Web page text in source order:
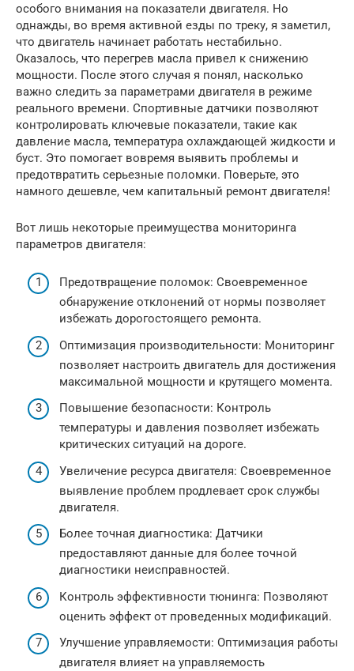
особого внимания на показатели двигателя. Но
однажды, во время активной езды по треку, я заметил,
что двигатель начинает работать нестабильно.
Оказалось, что перегрев масла привел к снижению
мощности. После этого случая я понял, насколько
важно следить за параметрами двигателя в режиме
реального времени. Спортивные датчики позволяют
контролировать ключевые показатели, такие как
давление масла, температура охлаждающей жидкости и
буст. Это помогает вовремя выявить проблемы и
предотвратить серьезные поломки. Поверьте, это
намного дешевле, чем капитальный ремонт двигателя!
Вот лишь некоторые преимущества мониторинга
параметров двигателя:
Предотвращение поломок: Своевременное
обнаружение отклонений от нормы позволяет
избежать дорогостоящего ремонта.
Оптимизация производительности: Мониторинг
позволяет настроить двигатель для достижения
максимальной мощности и крутящего момента.
Повышение безопасности: Контроль
температуры и давления позволяет избежать
критических ситуаций на дороге.
Увеличение ресурса двигателя: Своевременное
выявление проблем продлевает срок службы
двигателя.
Более точная диагностика: Датчики
предоставляют данные для более точной
диагностики неисправностей.
Контроль эффективности тюнинга: Позволяют
оценить эффект от проведенных модификаций.
Улучшение управляемости: Оптимизация работы
двигателя влияет на управляемость